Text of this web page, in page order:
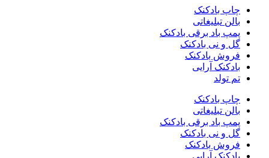
چاپ بادکنک
بالن تبلیغاتی
پمپ باد برقی بادکنک
گل و نی بادکنک
فروش بادکنک
بادکنک آرایی
تم تولد
چاپ بادکنک
بالن تبلیغاتی
پمپ باد برقی بادکنک
گل و نی بادکنک
فروش بادکنک